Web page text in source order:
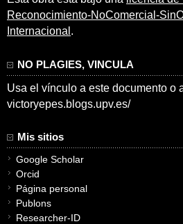
Reconocimiento-NoComercial-
Internacional .
NO PLAGIES, VINCULA
Usa el vínculo a este documento o
victoryepes.blogs.upv.es/
Mis sitios
Google Scholar
Orcid
Página personal
Publons
Researcher-ID